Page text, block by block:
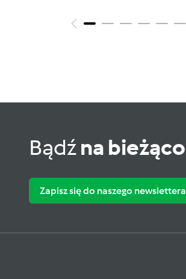
Bądźna bieżąco
Zapisz się do naszego newslettera